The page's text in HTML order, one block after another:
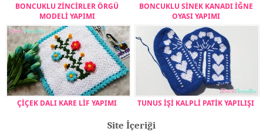
BONCUKLU ZİNCİRLER ÖRGÜ
MODELİ YAPIMI
BONCUKLU SİNEK KANADI İĞNE
OYASI YAPIMI
ÇİÇEK DALI KARE LİF YAPIMI TUNUS İŞİ KALPLİ PATİK YAPILIŞI
Site İçeriği